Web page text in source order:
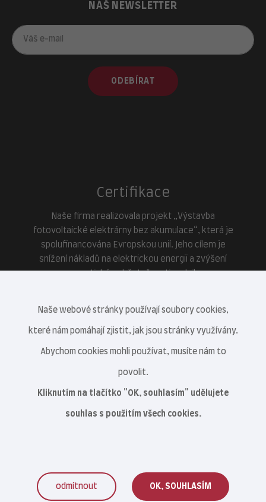
NÁŠ NEWSLETTER
ODEBÍRAT
Certifikace
Naše firma realizovala projekt „Výstavba
fotovoltaické elektrárny bez akumulace“, která je
spolufinancována Evropskou unií. Jeho cílem je
snížení nákladů na elektrickou energii a zvýšení
Veterinární centrum s.r.o. © 2021–2026
Naše webové stránky používají soubory cookies,
které nám pomáhají zjistit, jak jsou stránky využívány.
Abychom cookies mohli používat, musíte nám to
povolit.
Kliknutím na tlačítko "OK, souhlasím" udělujete
souhlas s použitím všech cookies.
odmítnout OK, SOUHLASÍM